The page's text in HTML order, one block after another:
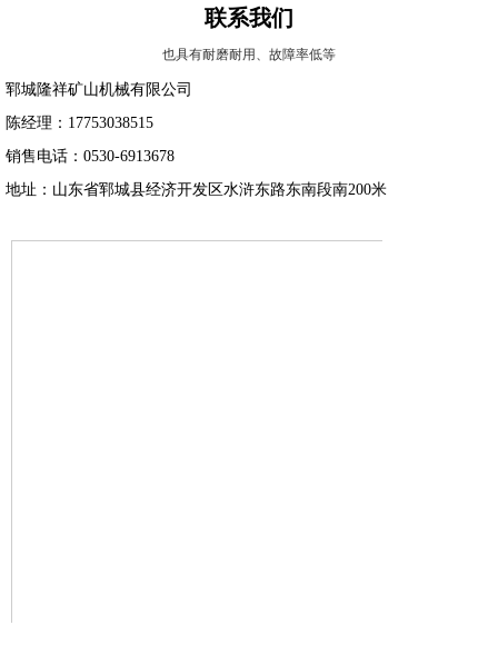
联系我们
也具有耐磨耐用、故障率低等
郓城隆祥矿山机械有限公司
陈经理：17753038515
销售电话：0530-6913678
地址：山东省郓城县经济开发区水浒东路东南段南200米